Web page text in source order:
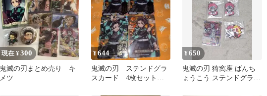
現在 ¥300
鬼滅の刃まとめ売り キ
メツ
¥644
鬼滅の刃 ステンドグラ
スカード 4枚セット
¥650
鬼滅の刃 猗窩座 ばんち
ょうこう ステンドグラス